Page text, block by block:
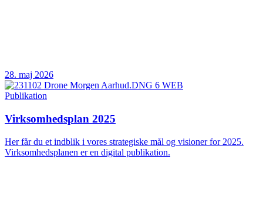
28. maj 2026
Publikation
Virksomhedsplan 2025
Her får du et indblik i vores strategiske mål og visioner for 2025.
Virksomhedsplanen er en digital publikation.